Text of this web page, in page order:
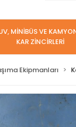
MİNİBÜS VE
KAR ZİNCİRLERİ
Ekipmanları